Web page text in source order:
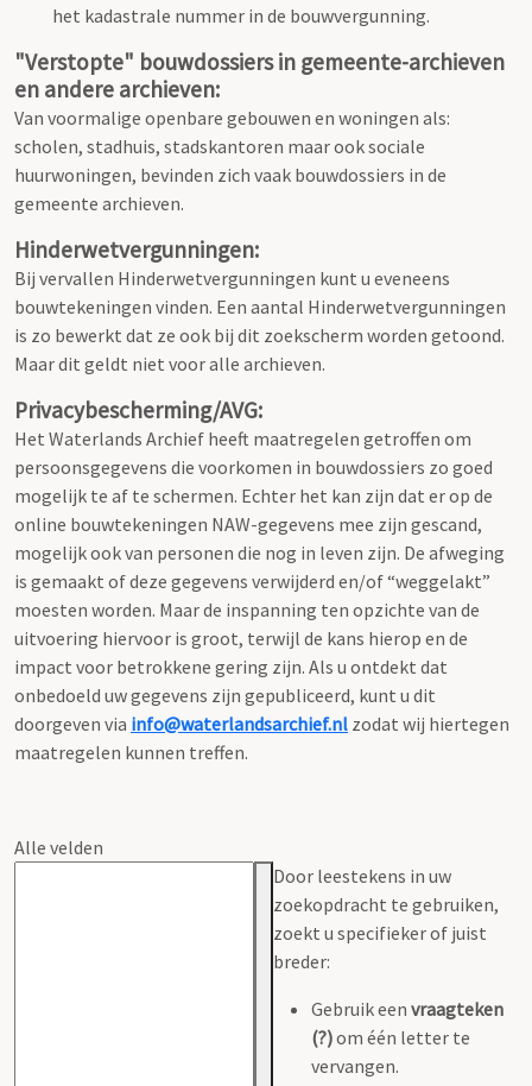
het kadastrale nummer in de bouwvergunning.
"Verstopte" bouwdossiers in gemeente-archieven
en andere archieven:
Van voormalige openbare gebouwen en woningen als:
scholen, stadhuis, stadskantoren maar ook sociale
huurwoningen, bevinden zich vaak bouwdossiers in de
gemeente archieven.
Hinderwetvergunningen:
Bij vervallen Hinderwetvergunningen kunt u eveneens
bouwtekeningen vinden. Een aantal Hinderwetvergunningen
is zo bewerkt dat ze ook bij dit zoekscherm worden getoond.
Maar dit geldt niet voor alle archieven.
Privacybescherming/AVG:
Het Waterlands Archief heeft maatregelen getroffen om
persoonsgegevens die voorkomen in bouwdossiers zo goed
mogelijk te af te schermen. Echter het kan zijn dat er op de
online bouwtekeningen NAW-gegevens mee zijn gescand,
mogelijk ook van personen die nog in leven zijn. De afweging
is gemaakt of deze gegevens verwijderd en/of “weggelakt”
moesten worden. Maar de inspanning ten opzichte van de
uitvoering hiervoor is groot, terwijl de kans hierop en de
impact voor betrokkene gering zijn. Als u ontdekt dat
onbedoeld uw gegevens zijn gepubliceerd, kunt u dit
doorgeven via info@waterlandsarchief.nl zodat wij hiertegen
maatregelen kunnen treffen.
Alle velden
Door leestekens in uw
zoekopdracht te gebruiken,
zoekt u specifieker of juist
breder:
Gebruik een vraagteken
(?)om één letter te
vervangen.